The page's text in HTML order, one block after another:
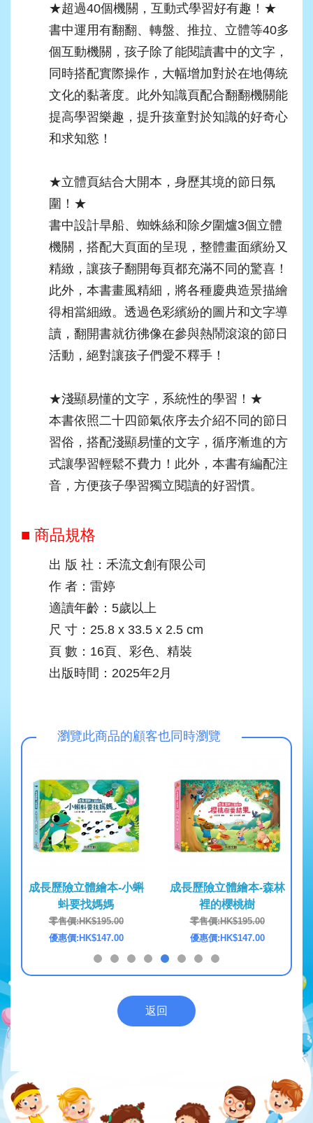
★超過40個機關，互動式學習好有趣！★
書中運用有翻翻、轉盤、推拉、立體等40多
個互動機關，孩子除了能閱讀書中的文字，
同時搭配實際操作，大幅增加對於在地傳統
文化的黏著度。此外知識頁配合翻翻機關能
提高學習樂趣，提升孩童對於知識的好奇心
和求知慾！
★立體頁結合大開本，身歷其境的節日氛
圍！★
書中設計旱船、蜘蛛絲和除夕圍爐3個立體
機關，搭配大頁面的呈現，整體畫面繽紛又
精緻，讓孩子翻開每頁都充滿不同的驚喜！
此外，本書畫風精細，將各種慶典造景描繪
得相當細緻。透過色彩繽紛的圖片和文字導
讀，翻開書就彷彿像在參與熱鬧滾滾的節日
活動，絕對讓孩子們愛不釋手！
★淺顯易懂的文字，系統性的學習！★
本書依照二十四節氣依序去介紹不同的節日
習俗，搭配淺顯易懂的文字，循序漸進的方
式讓學習輕鬆不費力！此外，本書有編配注
音，方便孩子學習獨立閱讀的好習慣。
■ 商品規格
出 版 社：禾流文創有限公司
作 者：雷婷
適讀年齡：5歲以上
尺 寸：25.8 x 33.5 x 2.5 cm
頁 數：16頁、彩色、精裝
出版時間：2025年2月
瀏覽此商品的顧客也同時瀏覽
成長歷險立體繪本-小蝌
蚪要找媽媽
零售價:HK$195.00
優惠價:HK$147.00
成長歷險立體繪本-森林
裡的櫻桃樹
零售價:HK$195.00
優惠價:HK$147.00
返回